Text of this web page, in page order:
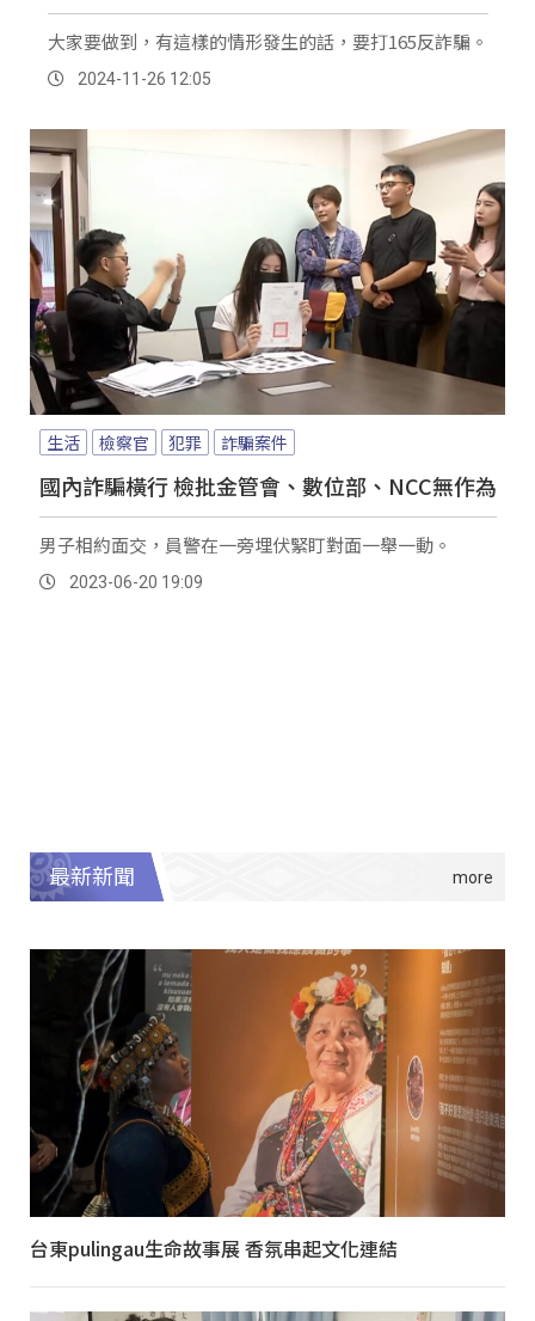
大家要做到，有這樣的情形發生的話，要打165反詐騙。
2024-11-26 12:05
生活 檢察官 犯罪 詐騙案件
國內詐騙橫行 檢批金管會、數位部、NCC無作為
男子相約面交，員警在一旁埋伏緊盯對面一舉一動。
2023-06-20 19:09
最新新聞
台東pulingau生命故事展 香氛串起文化連結